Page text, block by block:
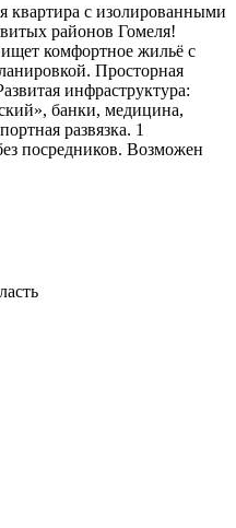
квартира с изолированными
районов Гомеля!
комфортное жильё с
Просторная
инфраструктура:
банки, медицина,
развязка. 1
посредников. Возможен